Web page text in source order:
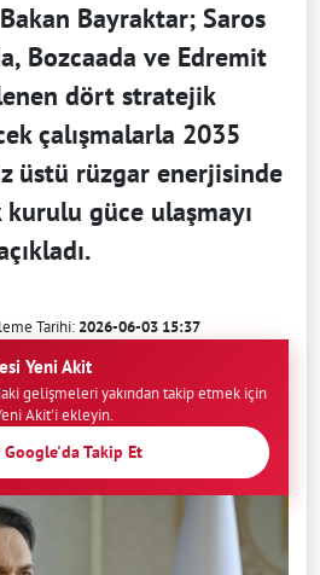
Bayraktar; Saros
Bozcaada ve Edremit
dört stratejik
çalışmalarla 2035
üstü rüzgar enerjisinde
güce ulaşmayı
Tarihi:2026-06-03 15:37
Yeni Akit
gelişmeleri yakından takip etmek için
Akit'i ekleyin.
Google'da Takip Et